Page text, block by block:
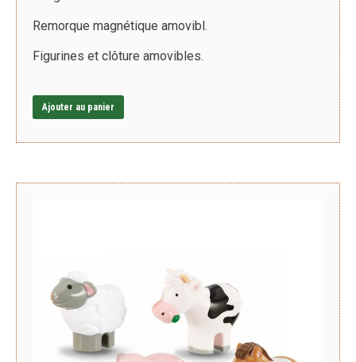
Remorque magnétique amovibl.
Figurines et clôture amovibles.
Ajouter au panier